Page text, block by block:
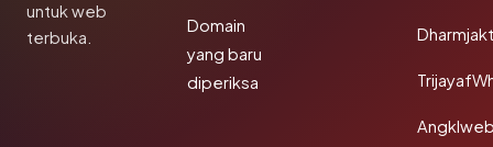
untuk web
terbuka.
Domain
yang baru
diperiksa